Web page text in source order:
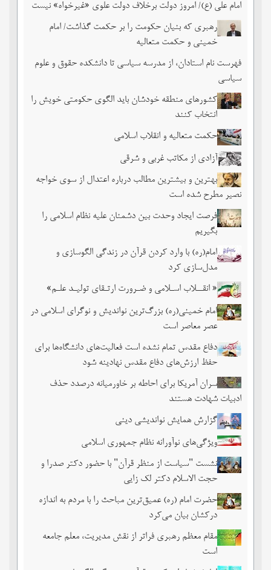
امام علی (ع)/ امروز دولت برخلاف دولت علوی «غیرخواه» نیست
رهبری که بنیان حکومت را بر حکمت گذاشت/ امام
خمینی و حکمت متعالیه
فهرست نام استادان، از مدرسه سیاسی تا دانشکده حقوق و علوم
سیاسی
کشورهای منطقه خودشان باید الگوی حکومتی خویش را
انتخاب کنند
حکمت متعالیه و انقلاب اسلامی
آزادی از مکاتب غربی و شرقی
بهترین و بیشترین مطالب درباره اعتدال از سوی خواجه
نصیر مطرح شده است
فرصت ایجاد وحدت بین دشمنان علیه نظام اسلامی را
بگیریم
امام(ره) با وارد کردن قرآن در زندگی الگوسازی و
مدل‌سازی کرد
« انقــلاب اسـلامی و ضـرورت ارتـقای تولیـد علـم»
امام خمینی(ره) بزرگ‌ترین نواندیش و نوگرای اسلامی در
عصر معاصر است
دفاع مقدس تمام نشده است فعالیت‌های دانشگاه‌ها برای
حفظ ارزش‌های دفاع مقدس نهادینه شود
سران آمریکا برای احاطه بر خاورمیانه درصدد حذف
ادبیات شهادت هستند
گزارش همایش نواندیشی دینی
ویژگی‌های نوآورانه نظام جمهوری اسلامی
نشست‏ "سیاست از منظر قرآن" با حضور دکتر صدرا و
حجت الاسلام دکتر لک زایی
حضرت امام (ره) عمیق‌ترین مباحث را با مردم به اندازه
درکشان بیان می‌کرد
مقام معظم رهبری فراتر از نقش مدیریت، معلم جامعه
است